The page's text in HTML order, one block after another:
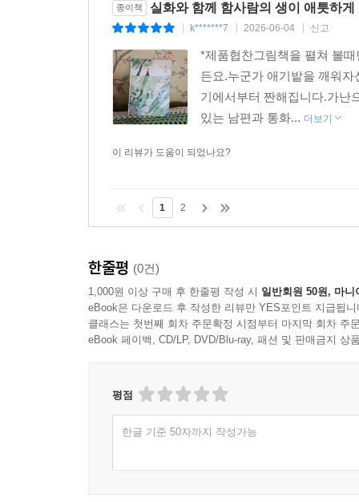
종이책 실화와 함께 함사람의 생이 애틋하
k*******7 2026-06-04 신고
*제품협찬그림책을 펼쳐 볼
든요.누군가 애기밭을 깨워
기에서부터 짠해집니다.가난
있는 남편과 통화... 더보기
이 리뷰가 도움이 되었나요?
1 2
한줄평 (0건)
1,000원 이상 구매 후 한줄평 작성 시 일반회원 50원, 마니
eBook은 다운로드 후 작성한 리뷰만 YES포인트 지급됩니
클래스는 첫번째 회차 주문확정 시점부터 마지막 회차 주
eBook 페이백, CD/LP, DVD/Blu-ray, 패션 및 판매금지 상
평점
한글 기준 50자까지 작성가능